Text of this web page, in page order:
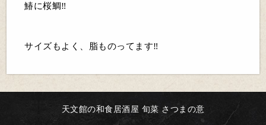
鰆に桜鯛‼️
サイズもよく、脂ものってます‼️
天文館の和食居酒屋 旬菜 さつまの意